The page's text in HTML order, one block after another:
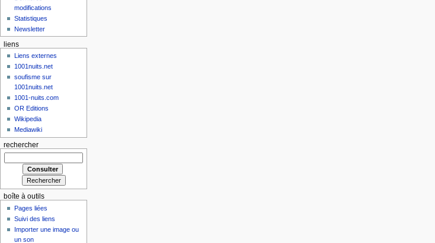
modifications
Statistiques
Newsletter
liens
Liens externes
1001nuits.net
soufisme sur
1001nuits.net
1001-nuits.com
OR Editions
Wikipedia
Mediawiki
rechercher
boîte à outils
Pages liées
Suivi des liens
Importer une image ou
un son